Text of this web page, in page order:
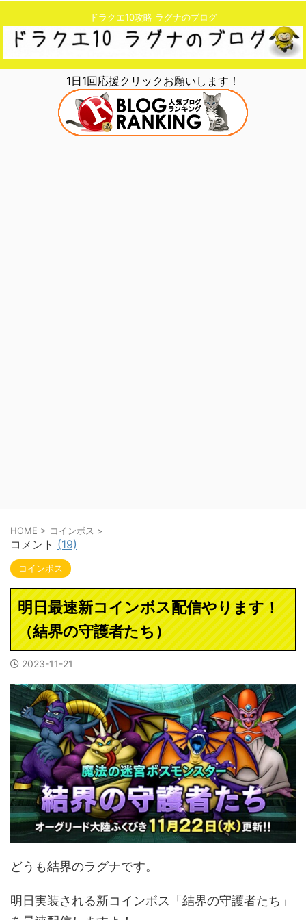
ドラクエ10攻略 ラグナのブログ
1日1回応援クリックお願いします！
HOME > コインボス >
コメント (19)
コインボス
明日最速新コインボス配信やります！
（結界の守護者たち）
2023-11-21
どうも結界のラグナです。
明日実装される新コインボス「結界の守護者たち」